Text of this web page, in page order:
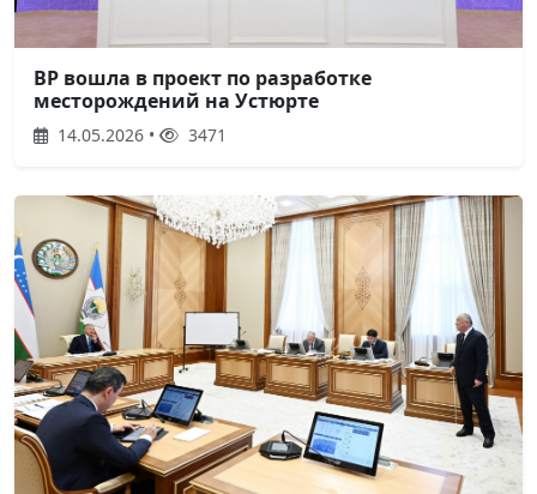
BP вошла в проект по разработке
месторождений на Устюрте
14.05.2026 • 3471